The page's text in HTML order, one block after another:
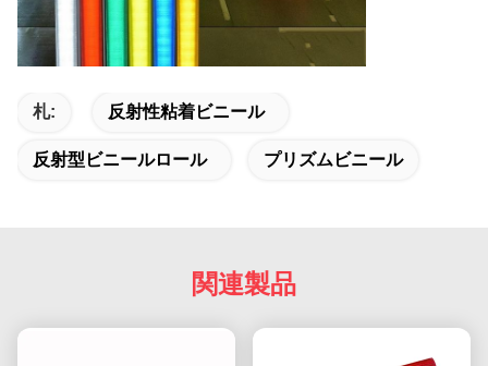
札: 反射性粘着ビニール
反射型ビニールロール プリズムビニール
関連製品